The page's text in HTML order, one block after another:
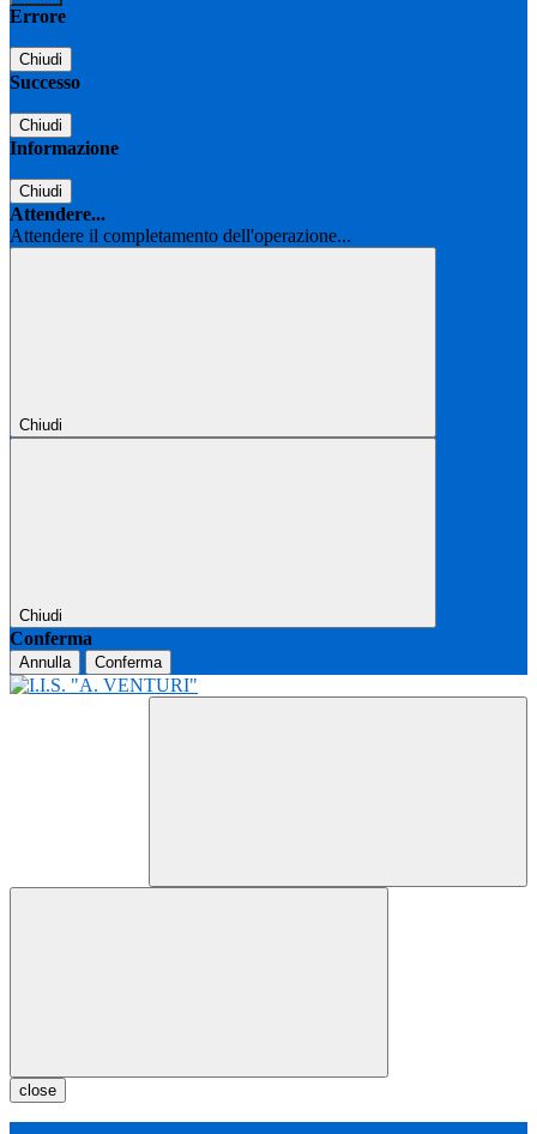
Errore
Chiudi
Successo
Chiudi
Informazione
Chiudi
Attendere...
Attendere il completamento dell'operazione...
Chiudi
Chiudi
Conferma
Annulla Conferma
close